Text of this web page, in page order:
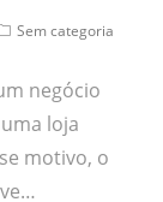
Sem categoria
negócio
loja
motivo, o